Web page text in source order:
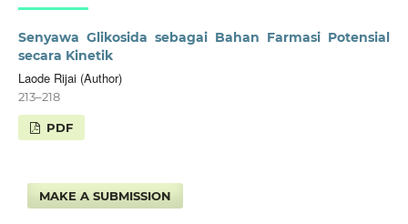
Senyawa Glikosida sebagai Bahan Farmasi Potensial
secara Kinetik
Laode Rijai (Author)
213–218
PDF
MAKE A SUBMISSION